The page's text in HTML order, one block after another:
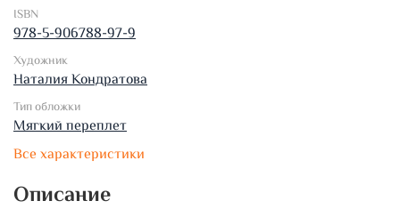
ISBN
978-5-906788-97-9
Художник
Наталия Кондратова
Тип обложки
Мягкий переплет
Все характеристики
Описание